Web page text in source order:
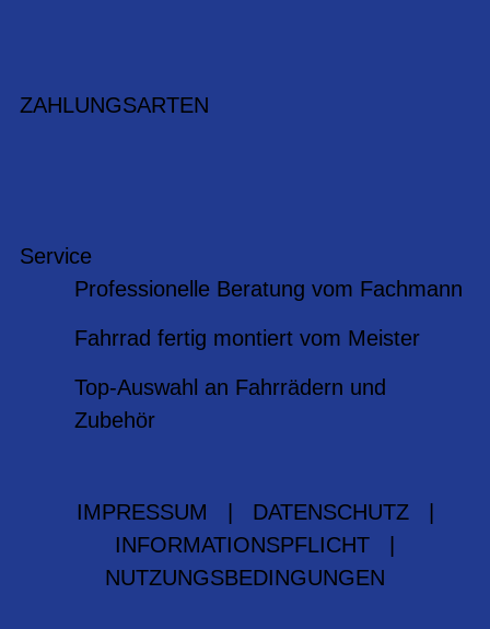
ZAHLUNGSARTEN
Service
Professionelle Beratung vom Fachmann
Fahrrad fertig montiert vom Meister
Top-Auswahl an Fahrrädern und
Zubehör
IMPRESSUM DATENSCHUTZ
INFORMATIONSPFLICHT
NUTZUNGSBEDINGUNGEN